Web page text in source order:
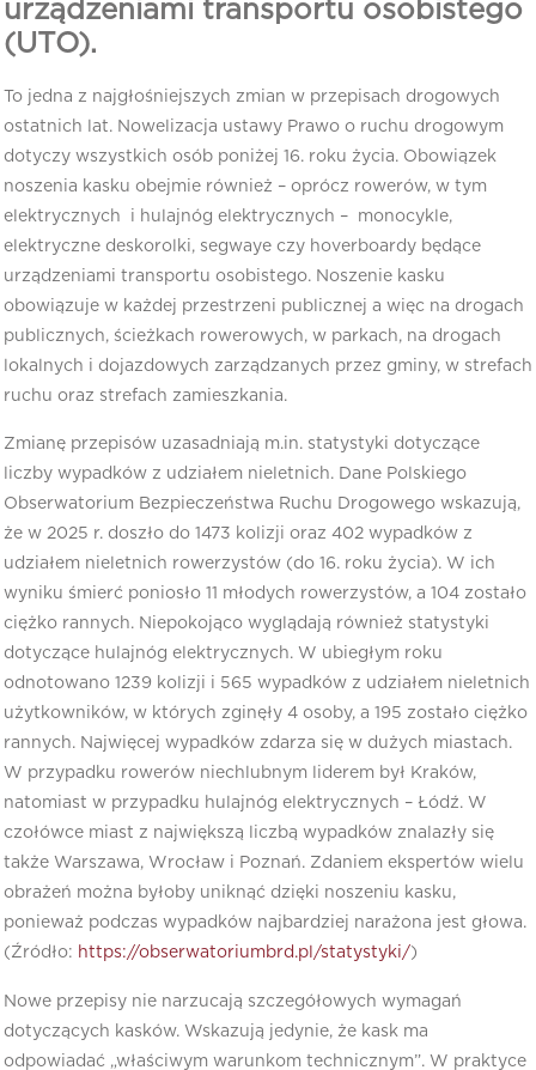
urządzeniami transportu osobistego
(UTO).
To jedna z najgłośniejszych zmian w przepisach drogowych
ostatnich lat. Nowelizacja ustawy Prawo o ruchu drogowym
dotyczy wszystkich osób poniżej 16. roku życia. Obowiązek
noszenia kasku obejmie również – oprócz rowerów, w tym
elektrycznych i hulajnóg elektrycznych – monocykle,
elektryczne deskorolki, segwaye czy hoverboardy będące
urządzeniami transportu osobistego. Noszenie kasku
obowiązuje w każdej przestrzeni publicznej a więc na drogach
publicznych, ścieżkach rowerowych, w parkach, na drogach
lokalnych i dojazdowych zarządzanych przez gminy, w strefach
ruchu oraz strefach zamieszkania.
Zmianę przepisów uzasadniają m.in. statystyki dotyczące
liczby wypadków z udziałem nieletnich. Dane Polskiego
Obserwatorium Bezpieczeństwa Ruchu Drogowego wskazują,
że w 2025 r. doszło do 1473 kolizji oraz 402 wypadków z
udziałem nieletnich rowerzystów (do 16. roku życia). W ich
wyniku śmierć poniosło 11 młodych rowerzystów, a 104 zostało
ciężko rannych. Niepokojąco wyglądają również statystyki
dotyczące hulajnóg elektrycznych. W ubiegłym roku
odnotowano 1239 kolizji i 565 wypadków z udziałem nieletnich
użytkowników, w których zginęły 4 osoby, a 195 zostało ciężko
rannych. Najwięcej wypadków zdarza się w dużych miastach.
W przypadku rowerów niechlubnym liderem był Kraków,
natomiast w przypadku hulajnóg elektrycznych – Łódź. W
czołówce miast z największą liczbą wypadków znalazły się
także Warszawa, Wrocław i Poznań. Zdaniem ekspertów wielu
obrażeń można byłoby uniknąć dzięki noszeniu kasku,
ponieważ podczas wypadków najbardziej narażona jest głowa.
(Źródło: https://obserwatoriumbrd.pl/statystyki/)
Nowe przepisy nie narzucają szczegółowych wymagań
dotyczących kasków. Wskazują jedynie, że kask ma
odpowiadać „właściwym warunkom technicznym”. W praktyce